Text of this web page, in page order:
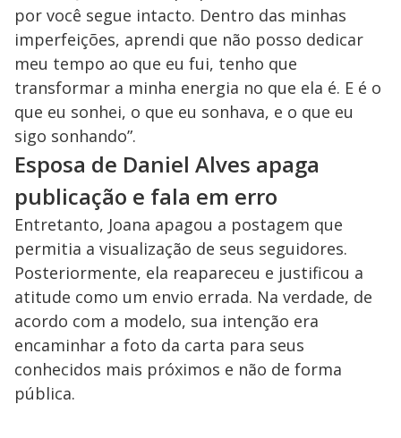
por você segue intacto. Dentro das minhas
imperfeições, aprendi que não posso dedicar
meu tempo ao que eu fui, tenho que
transformar a minha energia no que ela é. E é o
que eu sonhei, o que eu sonhava, e o que eu
sigo sonhando”.
Esposa de Daniel Alves apaga
publicação e fala em erro
Entretanto, Joana apagou a postagem que
permitia a visualização de seus seguidores.
Posteriormente, ela reapareceu e justificou a
atitude como um envio errada. Na verdade, de
acordo com a modelo, sua intenção era
encaminhar a foto da carta para seus
conhecidos mais próximos e não de forma
pública.